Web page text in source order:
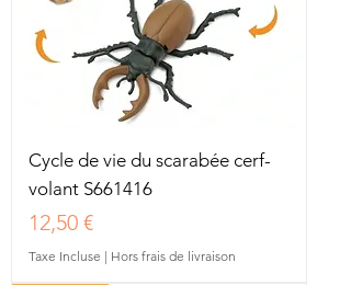
Cycle de vie du scarabée cerf-
volant S661416
Prix
12,50 €
Taxe Incluse | Hors frais de livraison